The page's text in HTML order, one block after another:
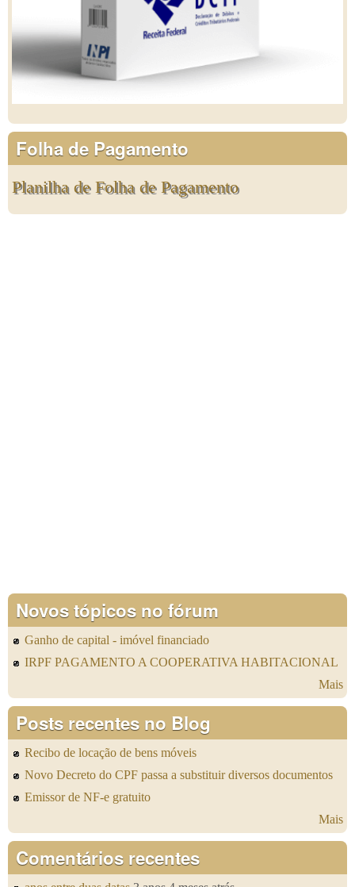
Folha de Pagamento
Planilha de Folha de Pagamento
Novos tópicos no fórum
Ganho de capital - imóvel financiado
IRPF PAGAMENTO A COOPERATIVA HABITACIONAL
Mais
Posts recentes no Blog
Recibo de locação de bens móveis
Novo Decreto do CPF passa a substituir diversos documentos
Emissor de NF-e gratuito
Mais
Comentários recentes